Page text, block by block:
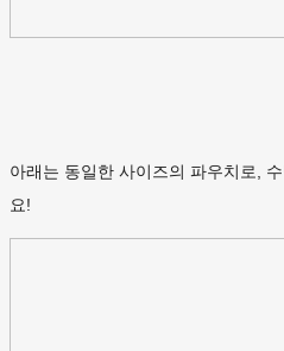
아래는 동일한 사이즈의 파우치로,
요!